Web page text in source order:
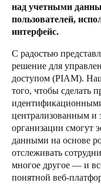
NederlandsEnglish
Belgium
FrançaisNederlandsEnglish
Spain
Español
Portugal
Português
Italy
над учетными
пользователей,
интерфейс.
С радостью
решение для
доступом (PIAM).
того, чтобы сделать
централизованным
организации смогут
данными на основе
отслеживать
многое другое — и
понятной веб-